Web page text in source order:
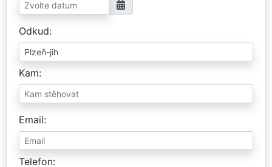
Odkud
Kam
Email
Telefon